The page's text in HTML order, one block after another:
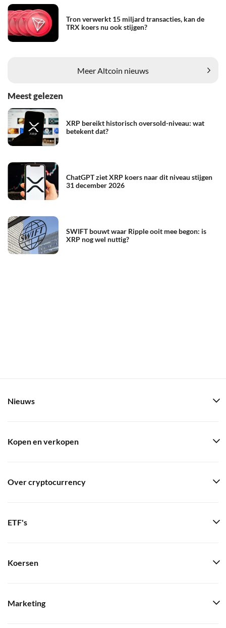
Tron verwerkt 15 miljard transacties, kan de
TRX koers nu ook stijgen?
Meer Altcoin nieuws
Meest gelezen
XRP bereikt historisch oversold-niveau: wat
betekent dat?
ChatGPT ziet XRP koers naar dit niveau stijgen
31 december 2026
SWIFT bouwt waar Ripple ooit mee begon: is
XRP nog wel nuttig?
Nieuws
Kopen en verkopen
Over cryptocurrency
ETF's
Koersen
Marketing